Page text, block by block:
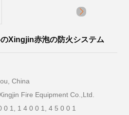
Xingjin赤泡の防火システム
China
Fire Equipment Co.,Ltd.
0 1, 1 4 0 0 1, 4 5 0 0 1